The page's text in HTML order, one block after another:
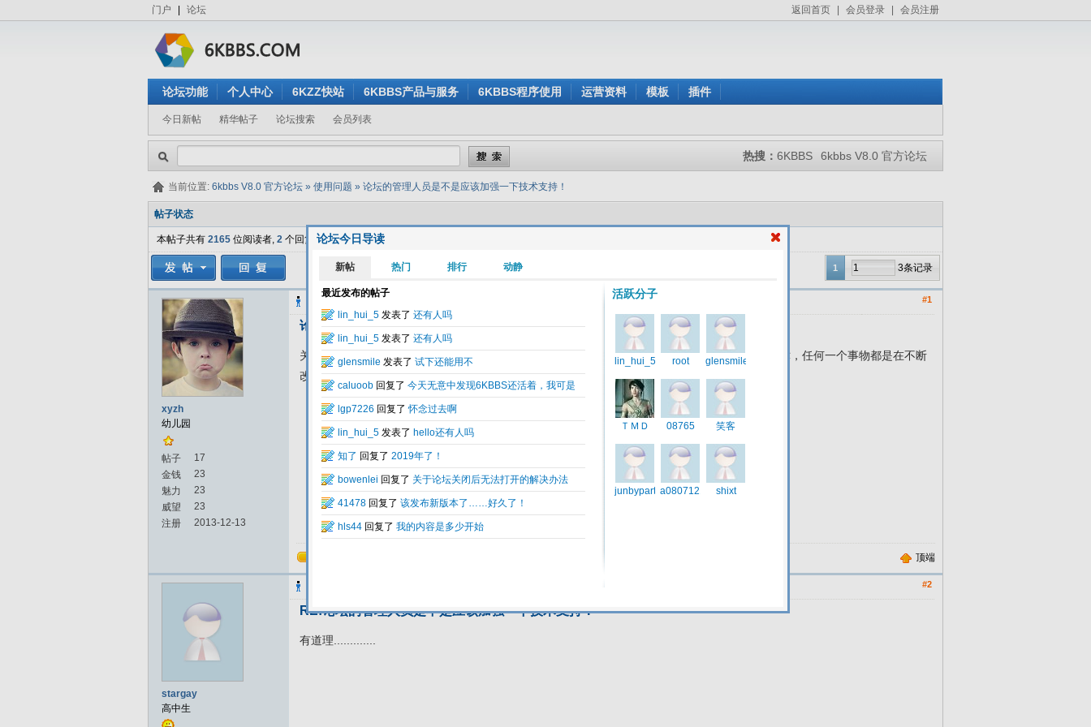
门户 论坛 返回首页 会员登录 会员注册
论坛功能 个人中心 6KZZ快站 6KBBS产品与服务 6KBBS程序使用 运营资料 模板 插件
今日新帖 精华帖子 论坛搜索 会员列表
热搜： 6KBBS 6kbbs V8.0 官方论坛
论坛今日导读
当前位置: 6kbbs V8.0 官方论坛 » 使用问题 » 论坛的管理人员是不是应该加强一下技术支持！
帖子状态
本帖子共有 2165 位阅读者, 2 个回复.
1 3条记录
xyzh
幼儿园
帖子
17
金钱
23
魅力
23
威望
23
注册
2013-12-13
xyzh 发表于2013-12-16 13:40 #1
论坛的管理人员是不是应该加强一下技术支持！
关注6K论坛程序，但发现解决问题的力度不是很给力，有些问题提出来没有人理睬，管理更不问津，任何一个事物都是在不断
改进中发展起来的，何况6K也不是很完善吧！
顶端
stargay
高中生
#2
RE:论坛的管理人员是不是应该加强一下技术支持！
有道理.............